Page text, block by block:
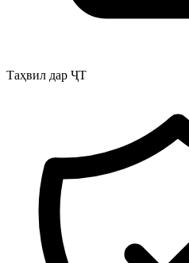
Таҳвил дар ҶТ